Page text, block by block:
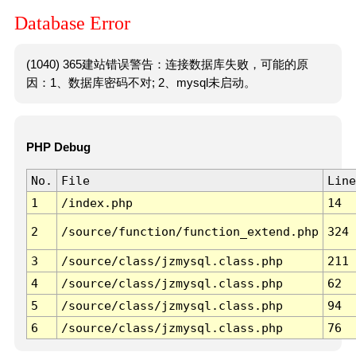
Database Error
(1040) 365建站错误警告：连接数据库失败，可能的原
因：1、数据库密码不对; 2、mysql未启动。
PHP Debug
No. File
Line
1
/index.php 14
2 /source/function/function_extend.php 324
3 /source/class/jzmysql.class.php
211
4
/source/class/jzmysql.class.php
62
5
/source/class/jzmysql.class.php
94
6
/source/class/jzmysql.class.php 76